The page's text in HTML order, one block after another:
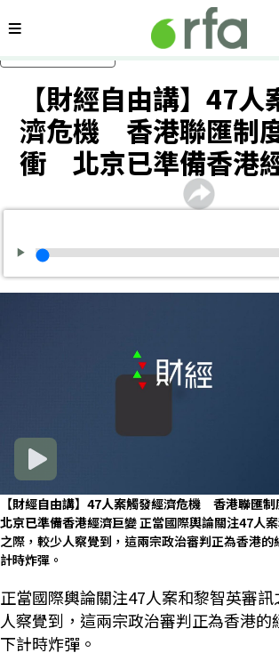
內容分類
【財經自由講】47人
濟危機 香港聯匯制
衝 北京已準備香港
【財經自由講】47人案觸發經濟危機 香港聯匯
北京已準備香港經濟巨變 正當國際輿論關注47人
之際，較少人察覺到，這兩宗政治審判正為香港的
計時炸彈。
正當國際輿論關注47人案和黎智英審
人察覺到，這兩宗政治審判正為香港的
下計時炸彈。